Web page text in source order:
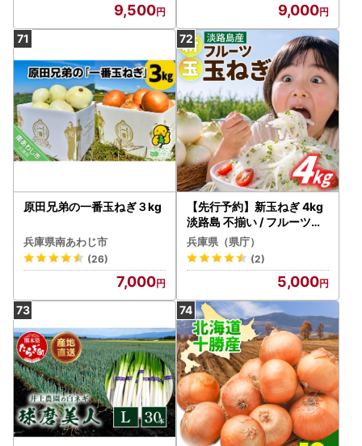
9,500 9,000
原田兄弟の一番玉ねぎ３kg
兵庫県南あわじ市
(26)
7,000
【先行予約】新玉ねぎ 4kg
淡路島 不揃い / フルーツ玉
ねぎ
兵庫県（県庁）
(2)
5,000